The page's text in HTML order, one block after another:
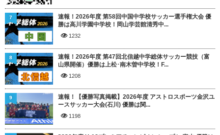
速報！2026年度 第58回中国中学校サッカー選手権大会 優
勝は高川学園中学校！岡山学芸館清秀中...
1232
7
速報！2026年度 第47回北信越中学総体サッカー競技（富
山県開催）優勝は上松･南木曽中学校！F...
1208
8
速報！【優勝写真掲載】2026年度 アストロスポーツ金沢ユ
ースサッカー大会(石川) 優勝は関...
1198
9